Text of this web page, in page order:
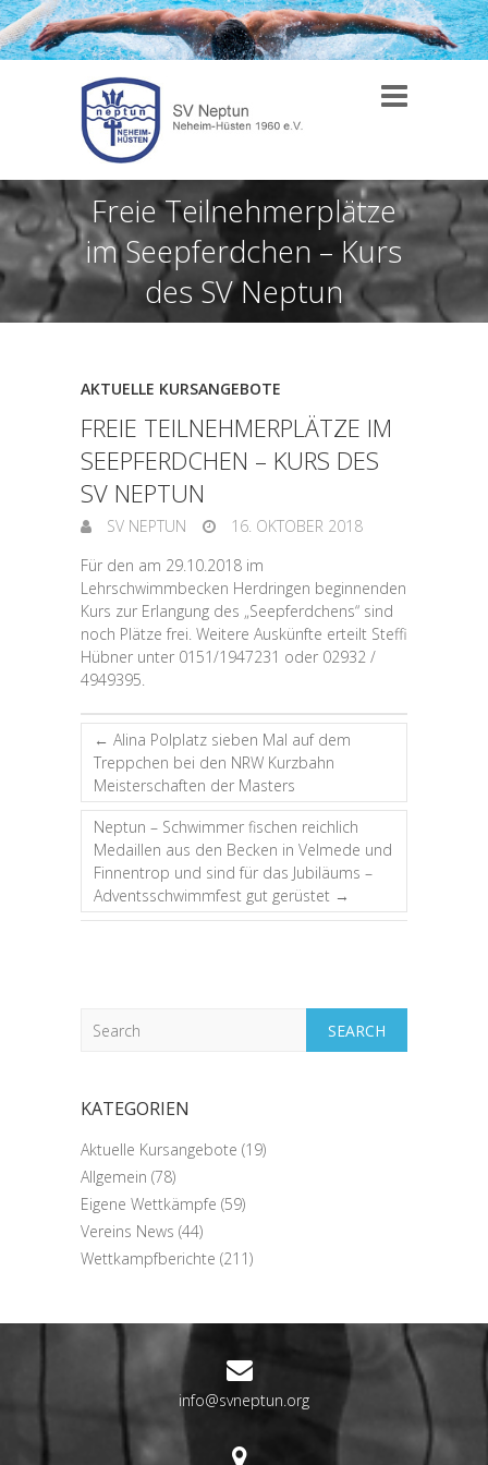
Freie Teilnehmerplätze
im Seepferdchen – Kurs
des SV Neptun
AKTUELLE KURSANGEBOTE
FREIE TEILNEHMERPLÄTZE IM
SEEPFERDCHEN – KURS DES
SV NEPTUN
SV NEPTUN
16. OKTOBER 2018
Für den am 29.10.2018 im
Lehrschwimmbecken Herdringen beginnenden
Kurs zur Erlangung des „Seepferdchens“ sind
noch Plätze frei. Weitere Auskünfte erteilt Steffi
Hübner unter 0151/1947231 oder 02932 /
4949395.
← Alina Polplatz sieben Mal auf dem
Treppchen bei den NRW Kurzbahn
Meisterschaften der Masters
Neptun – Schwimmer fischen reichlich
Medaillen aus den Becken in Velmede und
Finnentrop und sind für das Jubiläums –
Adventsschwimmfest gut gerüstet →
Search
KATEGORIEN
Aktuelle Kursangebote (19)
Allgemein (78)
Eigene Wettkämpfe (59)
Vereins News (44)
Wettkampfberichte (211)
info@svneptun.org